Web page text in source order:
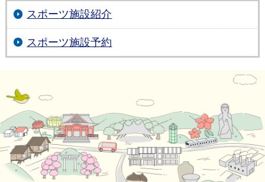
スポーツ施設紹介
スポーツ施設予約